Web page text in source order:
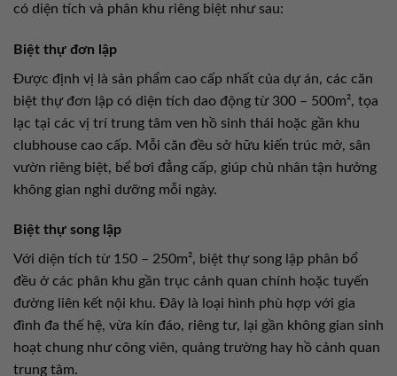
có diện tích và phân khu riêng biệt như sau:
Biệt thự đơn lập
Được định vị là sản phẩm cao cấp nhất của dự án, các căn
biệt thự đơn lập có diện tích dao động từ 300 – 500m², tọa
lạc tại các vị trí trung tâm ven hồ sinh thái hoặc gần khu
clubhouse cao cấp. Mỗi căn đều sở hữu kiến trúc mở, sân
vườn riêng biệt, bể bơi đẳng cấp, giúp chủ nhân tận hưởng
không gian nghỉ dưỡng mỗi ngày.
Biệt thự song lập
Với diện tích từ 150 – 250m², biệt thự song lập phân bổ
đều ở các phân khu gần trục cảnh quan chính hoặc tuyến
đường liên kết nội khu. Đây là loại hình phù hợp với gia
đình đa thế hệ, vừa kín đáo, riêng tư, lại gần không gian sinh
hoạt chung như công viên, quảng trường hay hồ cảnh quan
trung tâm.